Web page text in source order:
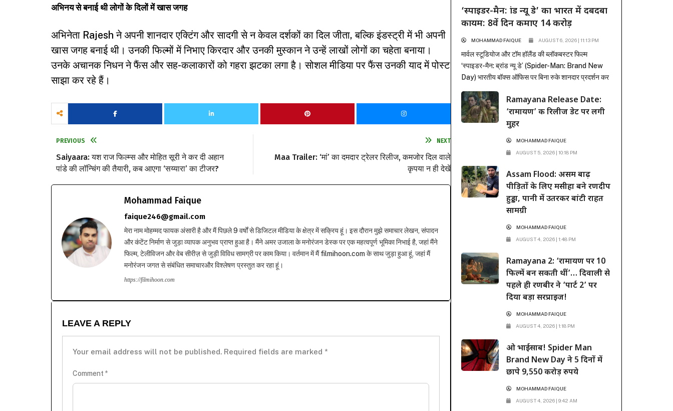
अभिनय से बनाई थी लोगों के दिलों में खास जगह
अभिनेता Rajesh ने अपनी शानदार एक्टिंग और सादगी से न केवल दर्शकों का दिल जीता, बल्कि इंडस्ट्री में भी अपनी
खास जगह बनाई थी। उनकी फिल्मों में निभाए किरदार और उनकी मुस्कान ने उन्हें लाखों लोगों का चहेता बनाया।
उनके अचानक निधन ने फैंस और सह-कलाकारों को गहरा झटका लगा है। सोशल मीडिया पर फैंस उनकी याद में पोस्ट
साझा कर रहे हैं।
PREVIOUS
Saiyaara: यश राज फिल्म्स और मोहित सूरी ने कर दी अहान
पांडे की लॉन्चिंग की तैयारी, कब आएगा ‘सय्यारा’ का टीजर?
NEXT
Maa Trailer: ‘मां’ का दमदार ट्रेलर रिलीज, कमजोर दिल वाले
कृपया न ही देखें
Mohammad Faique
faique246@gmail.com
मेरा नाम मोहम्मद फायक अंसारी है और मैं पिछले 9 वर्षों से डिजिटल मीडिया के क्षेत्र में सक्रिय हूं। इस दौरान मुझे समाचार लेखन, संपादन
और कंटेंट निर्माण से जुड़ा व्यापक अनुभव प्राप्त हुआ है। मैंने अमर उजाला के मनोरंजन डेस्क पर एक महत्वपूर्ण भूमिका निभाई है, जहां मैंने
फिल्म, टेलीविजन और वेब सीरीज़ से जुड़ी विविध सामग्री पर काम किया। वर्तमान में मैं filmihoon.com के साथ जुड़ा हुआ हूं, जहां मैं
मनोरंजन जगत से संबंधित समाचारऔर विश्लेषण प्रस्तुत कर रहा हूं।
https://filmihoon.com
LEAVE A REPLY
Your email address will not be published. Required fields are marked *
Comment *
‘स्पाइडर-मैन: ब्रांड न्यू डे’ का भारत में दबदबा
कायम: 8वें दिन कमाए 14 करोड़
MOHAMMAD FAIQUE AUGUST 6, 2026 | 11:13 PM
मार्वल स्टूडियोज और टॉम हॉलैंड की ब्लॉकबस्टर फिल्म
‘स्पाइडर-मैन: ब्रांड न्यू डे’ (Spider-Man: Brand New
Day) भारतीय बॉक्स ऑफिस पर बिना रुके शानदार प्रदर्शन कर
दूसरे हफ्ते के कामकाजी दिनों में भी सिनेमाघरों में अपनी मजबूत
पकड़ बनाए रखी है। रिलीज के...
Ramayana Release Date:
‘रामायण’ की रिलीज डेट पर लगी
मुहर
MOHAMMAD FAIQUE
AUGUST 5, 2026 | 10:18 PM
Assam Flood: असम बाढ़
पीड़ितों के लिए मसीहा बने रणदीप
हुड्डा, पानी में उतरकर बांटी राहत
सामग्री
MOHAMMAD FAIQUE
AUGUST 4, 2026 | 1:48 PM
Ramayana 2: ‘रामायण पर 10
फिल्में बन सकती थीं’… दिवाली से
पहले ही रणबीर ने ‘पार्ट 2’ पर
दिया बड़ा सरप्राइज!
MOHAMMAD FAIQUE
AUGUST 4, 2026 | 1:18 PM
ओ भाईसाब! Spider Man
Brand New Day ने 5 दिनों में
छापे 9,550 करोड़ रुपये
MOHAMMAD FAIQUE
AUGUST 4, 2026 | 9:42 AM